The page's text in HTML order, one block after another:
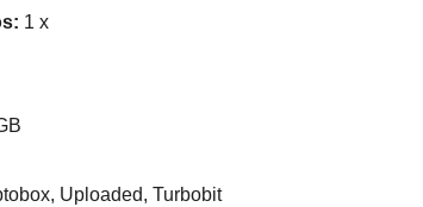
1 x
Uploaded, Turbobit